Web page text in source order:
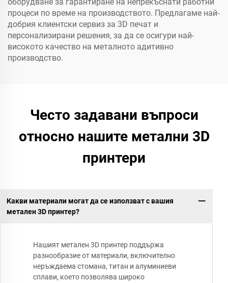
оборудване за гарантиране на непрекъснати работни
процеси по време на производството. Предлагаме най-
добрия клиентски сервиз за 3D печат и
персонализирани решения, за да се осигури най-
високото качество на металното адитивно
производство.
Често задавани въпроси
относно нашите метални 3D
принтери
Какви материали могат да се използват с вашия
метален 3D принтер?
Нашият метален 3D принтер поддържа
разнообразие от материали, включително
неръждаема стомана, титан и алуминиеви
сплави, което позволява широко